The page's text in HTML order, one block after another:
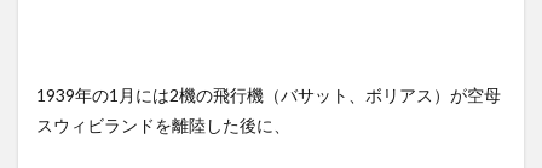
1939年の1月には2機の飛行機（バサット、ボリアス）が空母
スウィビランドを離陸した後に、